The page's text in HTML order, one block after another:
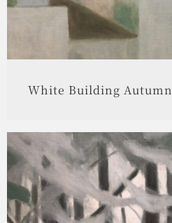
White Building Autumn